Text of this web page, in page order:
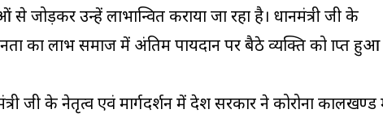
जोड़कर उन्हें लाभान्वित कराया जा रहा है। प्रधानमंत्री जी के
का लाभ समाज में अंतिम पायदान पर बैठे व्यक्ति को प्राप्त हुआ
जी के नेतृत्व एवं मार्गदर्शन में प्रदेश सरकार ने कोरोना कालखण्ड